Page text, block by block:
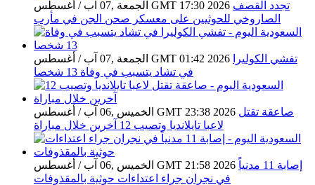
الجمعة ,07 آب / أغسطس GMT 17:30 2026 تجدد القصف
الصاروخي للحوثيين على معسكر صحن الجن في مأرب
الجمعة ,07 آب / أغسطس GMT 01:42 2026
تفشي الكوليرا
في تشاد يتسبب في وفاة 13 شخصا
الخميس ,06 آب / أغسطس GMT 23:38 2026 صاعقة تقتل
لاعبا تايلانديا وتصيب 12 آخرين خلال مباراة
الخميس ,06 آب / أغسطس GMT 21:58 2026 إصابة 11 مدنياً
في نجران جراء اعتداءات حوثية بالمقذوفات